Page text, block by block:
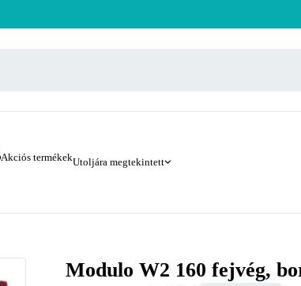
Akciós termékekUtoljára megtekintett
Modulo W2 160 fejvég,